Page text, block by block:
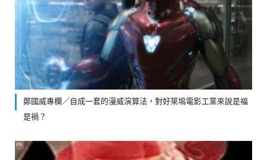
鄭國威專欄／自成一套的漫威演算法，對好萊塢電影工業來說是福
是禍？
PR